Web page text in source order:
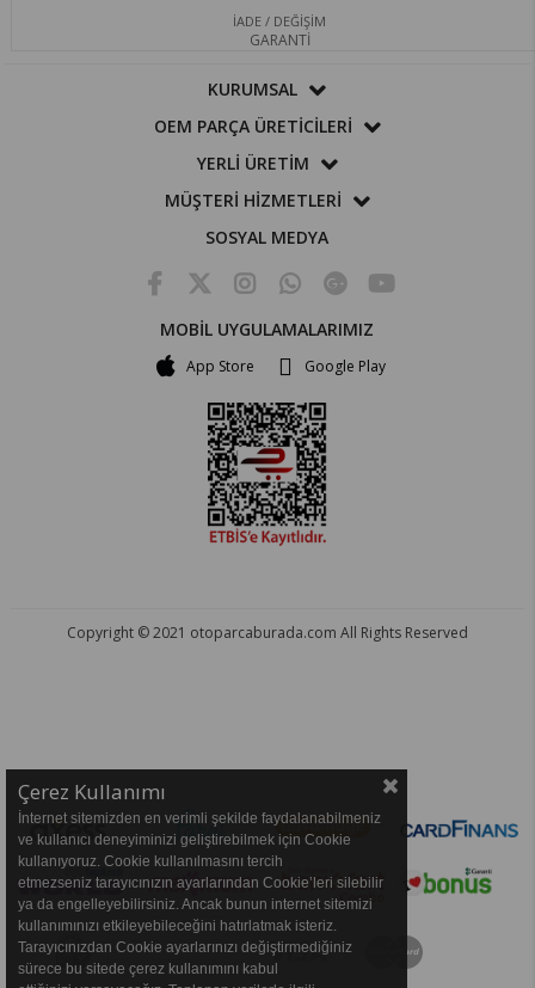
İADE / DEĞİŞİM
GARANTİ
KURUMSAL
OEM PARÇA ÜRETİCİLERİ
YERLİ ÜRETİM
MÜŞTERİ HİZMETLERİ
SOSYAL MEDYA
MOBİL UYGULAMALARIMIZ
App Store Google Play
Copyright © 2021 otoparcaburada.com All Rights Reserved
Çerez Kullanımı
İnternet sitemizden en verimli şekilde faydalanabilmeniz
ve kullanıcı deneyiminizi geliştirebilmek için Cookie
kullanıyoruz. Cookie kullanılmasını tercih
etmezseniz tarayıcınızın ayarlarından Cookie’leri silebilir
ya da engelleyebilirsiniz. Ancak bunun internet sitemizi
kullanımınızı etkileyebileceğini hatırlatmak isteriz.
Tarayıcınızdan Cookie ayarlarınızı değiştirmediğiniz
sürece bu sitede çerez kullanımını kabul